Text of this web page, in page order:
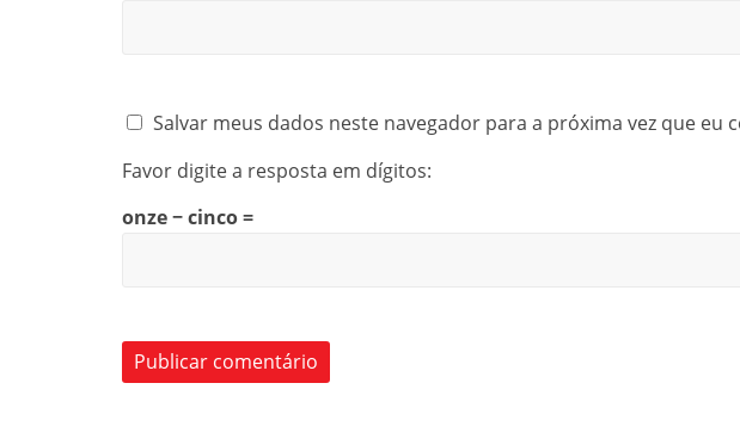
Salvar meus dados neste navegador para a próxima vez que eu
Favor digite a resposta em dígitos:
onze − cinco =